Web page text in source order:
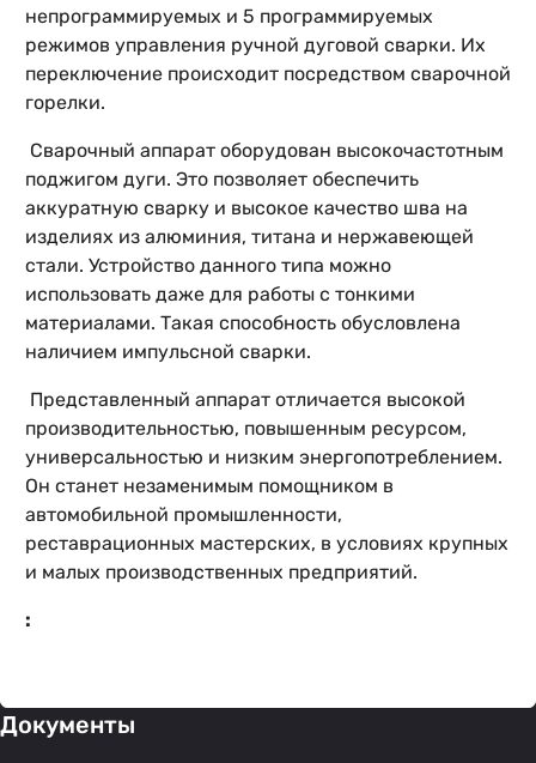
непрограммируемых и 5 программируемых
режимов управления ручной дуговой сварки. Их
переключение происходит посредством сварочной
горелки.
Сварочный аппарат оборудован высокочастотным
поджигом дуги. Это позволяет обеспечить
аккуратную сварку и высокое качество шва на
изделиях из алюминия, титана и нержавеющей
стали. Устройство данного типа можно
использовать даже для работы с тонкими
материалами. Такая способность обусловлена
наличием импульсной сварки.
Представленный аппарат отличается высокой
производительностью, повышенным ресурсом,
универсальностью и низким энергопотреблением.
Он станет незаменимым помощником в
автомобильной промышленности,
реставрационных мастерских, в условиях крупных
и малых производственных предприятий.
:
Документы